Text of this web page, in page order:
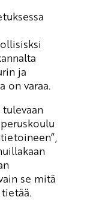
ja
on varaa.
se mitä